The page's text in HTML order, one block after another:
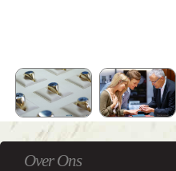
Over Ons